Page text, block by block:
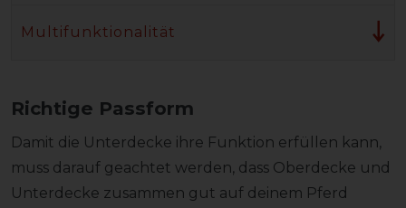
Multifunktionalität
Richtige Passform
Damit die Unterdecke ihre Funktion erfüllen kann,
muss darauf geachtet werden, dass Oberdecke und
Unterdecke zusammen gut auf deinem Pferd